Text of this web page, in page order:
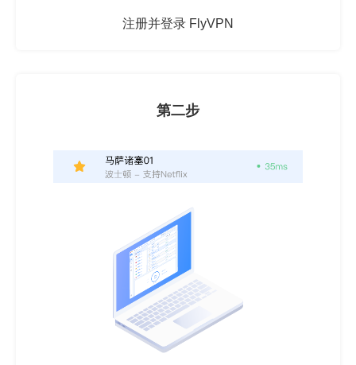
注册并登录 FlyVPN
第二步